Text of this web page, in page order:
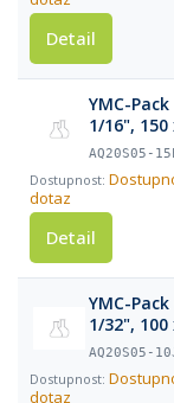
Detail
YMC-
1/16",
AQ20S05-
dotaz
Detail
YMC-
1/32",
AQ20S05-
dotaz